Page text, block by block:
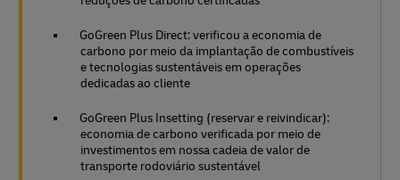
GoGreen Plus Direct: verificou a economia de
carbono por meio da implantação de combustíveis
e tecnologias sustentáveis em operações
dedicadas ao cliente
GoGreen Plus Insetting (reservar e reivindicar):
economia de carbono verificada por meio de
investimentos em nossa cadeia de valor de
transporte rodoviário sustentável